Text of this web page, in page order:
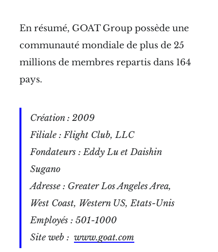
En résumé, GOAT Group possède une
communauté mondiale de plus de 25
millions de membres repartis dans 164
pays.
Création : 2009
Filiale : Flight Club, LLC
Fondateurs : Eddy Lu et Daishin
Sugano
Adresse : Greater Los Angeles Area,
West Coast, Western US, Etats-Unis
Employés : 501-1000
Site web : www.goat.com